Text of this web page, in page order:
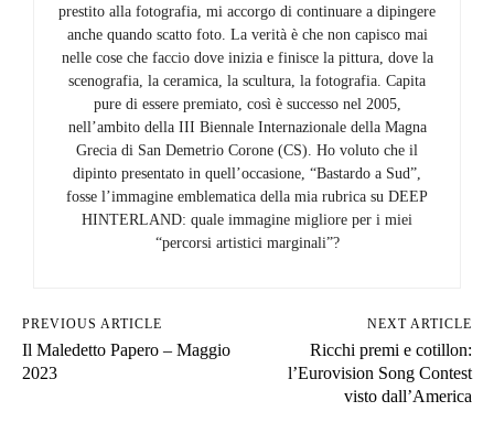
prestito alla fotografia, mi accorgo di continuare a dipingere
anche quando scatto foto. La verità è che non capisco mai
nelle cose che faccio dove inizia e finisce la pittura, dove la
scenografia, la ceramica, la scultura, la fotografia. Capita
pure di essere premiato, così è successo nel 2005,
nell’ambito della III Biennale Internazionale della Magna
Grecia di San Demetrio Corone (CS). Ho voluto che il
dipinto presentato in quell’occasione, “Bastardo a Sud”,
fosse l’immagine emblematica della mia rubrica su DEEP
HINTERLAND: quale immagine migliore per i miei
“percorsi artistici marginali”?
PREVIOUS ARTICLE
Il Maledetto Papero – Maggio
2023
NEXT ARTICLE
Ricchi premi e cotillon:
l’Eurovision Song Contest
visto dall’America